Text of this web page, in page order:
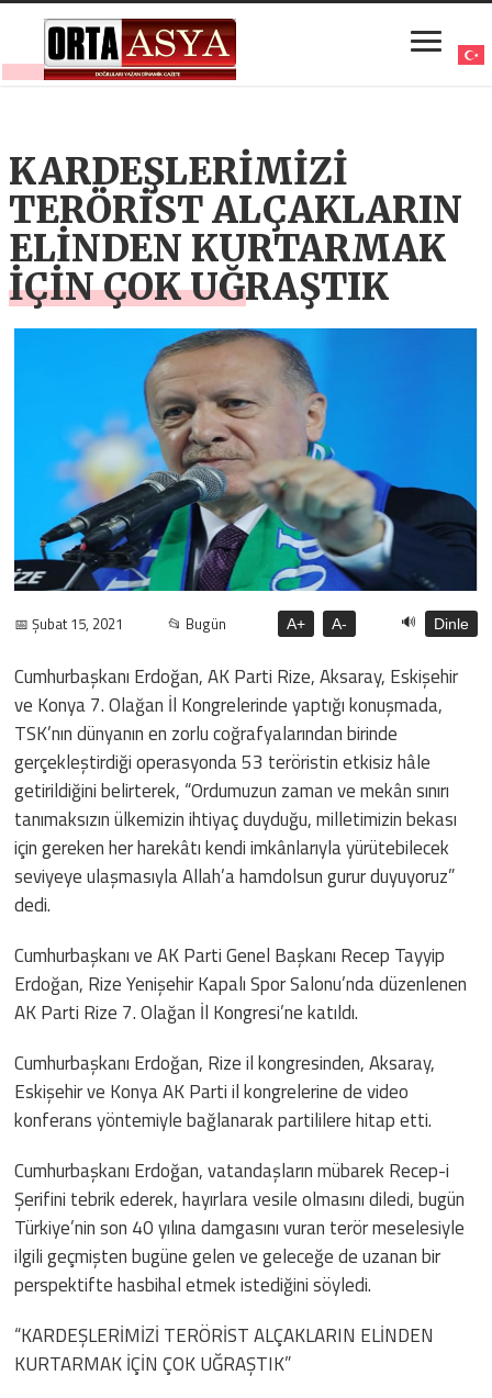
KARDEŞLERİMİZİ
TERÖRİST ALÇAKLARIN
ELİNDEN KURTARMAK
İÇİN ÇOK UĞRAŞTIK
📅 Şubat 15, 2021 📂 Bugün A+ A- 🔊 Dinle
Cumhurbaşkanı Erdoğan, AK Parti Rize, Aksaray, Eskişehir
ve Konya 7. Olağan İl Kongrelerinde yaptığı konuşmada,
TSK’nın dünyanın en zorlu coğrafyalarından birinde
gerçekleştirdiği operasyonda 53 teröristin etkisiz hâle
getirildiğini belirterek, “Ordumuzun zaman ve mekân sınırı
tanımaksızın ülkemizin ihtiyaç duyduğu, milletimizin bekası
için gereken her harekâtı kendi imkânlarıyla yürütebilecek
seviyeye ulaşmasıyla Allah’a hamdolsun gurur duyuyoruz”
dedi.
Cumhurbaşkanı ve AK Parti Genel Başkanı Recep Tayyip
Erdoğan, Rize Yenişehir Kapalı Spor Salonu’nda düzenlenen
AK Parti Rize 7. Olağan İl Kongresi’ne katıldı.
Cumhurbaşkanı Erdoğan, Rize il kongresinden, Aksaray,
Eskişehir ve Konya AK Parti il kongrelerine de video
konferans yöntemiyle bağlanarak partililere hitap etti.
Cumhurbaşkanı Erdoğan, vatandaşların mübarek Recep-i
Şerifini tebrik ederek, hayırlara vesile olmasını diledi, bugün
Türkiye’nin son 40 yılına damgasını vuran terör meselesiyle
ilgili geçmişten bugüne gelen ve geleceğe de uzanan bir
perspektifte hasbihal etmek istediğini söyledi.
“KARDEŞLERİMİZİ TERÖRİST ALÇAKLARIN ELİNDEN
KURTARMAK İÇİN ÇOK UĞRAŞTIK”